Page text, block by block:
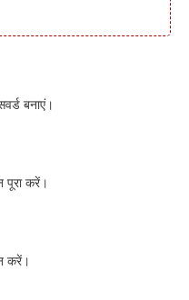
बनाएं।
करें।
करें।